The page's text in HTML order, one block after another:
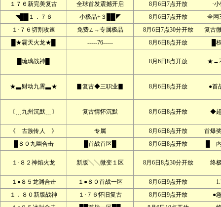
１７６新完美复古 全球首发震撼开启 8月6日7点开放
·
◥██１．７６
小极品+３██◤ 8月6日7点开放
全网
１·７６切割攻速
免费∠→专属极品 8月6日7点30分开放
复古
█★霸天火龙★█
-----76----- 8月6日8点开放 █
█琉璃战神█ --------- 8月6日8点开放 ★→
★▃财动九霄▃★ ▊复古◆三职业▊ 8月6日8点开放 ●首
〔﹍九州沉默﹍〕 复古情怀沉默 8月6日8点开放 ◆
《 古族传人 》 专属 8月6日8点开放
首爆
█８０九幽合击
█首战首区█ 8月6日8点开放 █
１·８２神焰火龙 新版╲╲微变１区 8月6日8点30分开放 终
１●８５龙渊合击 １●８０首战一区 8月6日9点开放
１．８０新版战神
１·７６怀旧复古 8月6日9点开放
●